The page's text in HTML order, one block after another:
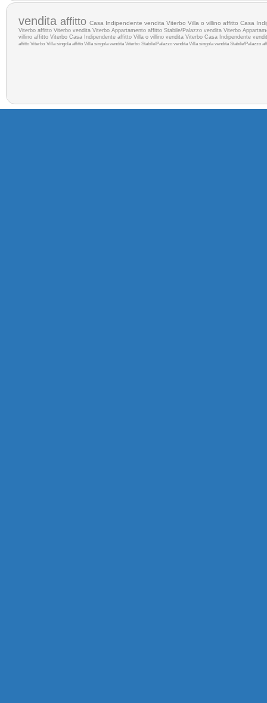
vendita affitto Casa Indipendente vendita Viterbo Villa o villino affitto Casa
Viterbo affitto Viterbo vendita Viterbo Appartamento affitto Stabile/Palazzo vendita Viterbo
villino affitto Viterbo Casa Indipendente affitto Villa o villino vendita Viterbo Casa Indipendente
affitto Viterbo Villa singola affitto Villa singola vendita Viterbo Stabile/Palazzo venditaVilla singola venditaStabile/Palazzo